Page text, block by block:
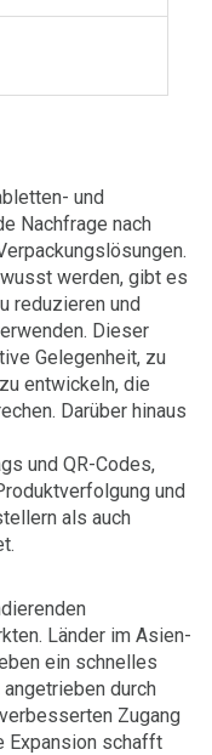
und
Nachfrage nach
werden, gibt es
reduzieren und
Dieser
Gelegenheit, zu
entwickeln, die
Darüber hinaus
und QR-Codes,
und
als auch
Länder im Asien-
ein schnelles
durch
Zugang
Expansion schafft